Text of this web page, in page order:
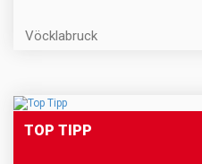
Vöcklabruck
TOP TIPP